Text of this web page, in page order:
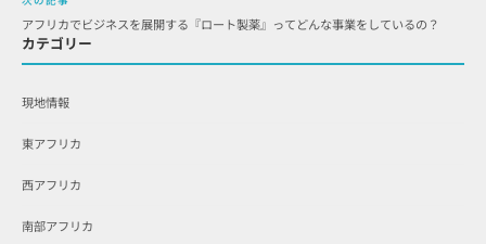
アフリカでビジネスを展開する『ロート製薬』ってどんな事業をしているの？
カテゴリー
現地情報
東アフリカ
西アフリカ
南部アフリカ